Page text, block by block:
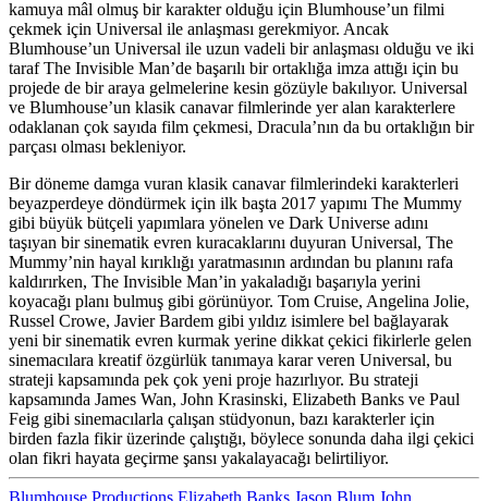
kamuya mâl olmuş bir karakter olduğu için Blumhouse’un filmi
çekmek için Universal ile anlaşması gerekmiyor. Ancak
Blumhouse’un Universal ile uzun vadeli bir anlaşması olduğu ve iki
taraf The Invisible Man’de başarılı bir ortaklığa imza attığı için bu
projede de bir araya gelmelerine kesin gözüyle bakılıyor. Universal
ve Blumhouse’un klasik canavar filmlerinde yer alan karakterlere
odaklanan çok sayıda film çekmesi, Dracula’nın da bu ortaklığın bir
parçası olması bekleniyor.
Bir döneme damga vuran klasik canavar filmlerindeki karakterleri
beyazperdeye döndürmek için ilk başta 2017 yapımı The Mummy
gibi büyük bütçeli yapımlara yönelen ve Dark Universe adını
taşıyan bir sinematik evren kuracaklarını duyuran Universal, The
Mummy’nin hayal kırıklığı yaratmasının ardından bu planını rafa
kaldırırken, The Invisible Man’in yakaladığı başarıyla yerini
koyacağı planı bulmuş gibi görünüyor. Tom Cruise, Angelina Jolie,
Russel Crowe, Javier Bardem gibi yıldız isimlere bel bağlayarak
yeni bir sinematik evren kurmak yerine dikkat çekici fikirlerle gelen
sinemacılara kreatif özgürlük tanımaya karar veren Universal, bu
strateji kapsamında pek çok yeni proje hazırlıyor. Bu strateji
kapsamında James Wan, John Krasinski, Elizabeth Banks ve Paul
Feig gibi sinemacılarla çalışan stüdyonun, bazı karakterler için
birden fazla fikir üzerinde çalıştığı, böylece sonunda daha ilgi çekici
olan fikri hayata geçirme şansı yakalayacağı belirtiliyor.
Blumhouse Productions Elizabeth Banks Jason Blum John